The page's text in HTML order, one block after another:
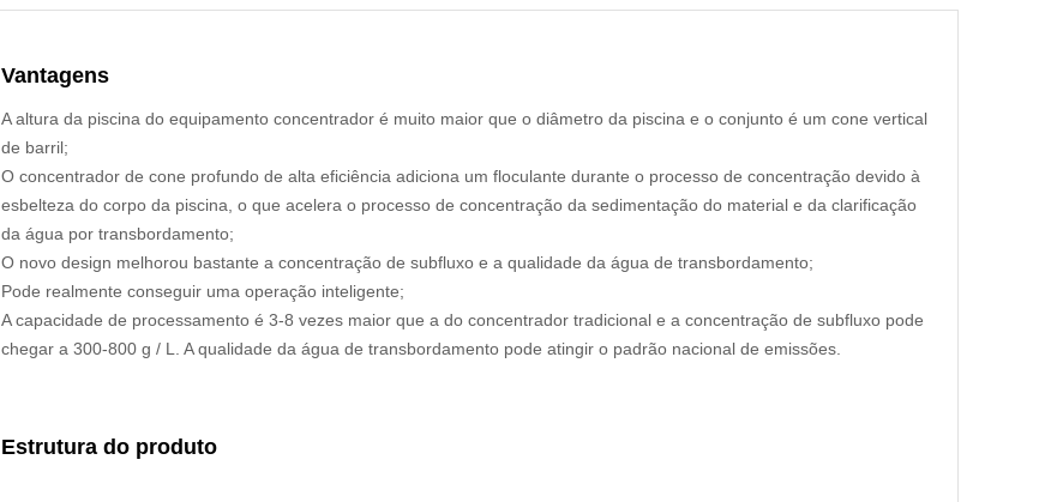
Vantagens
A altura da piscina do equipamento concentrador é muito maior que o diâmetro da piscina e o conjunto é um cone vertical
de barril;
O concentrador de cone profundo de alta eficiência adiciona um floculante durante o processo de concentração devido à
esbelteza do corpo da piscina, o que acelera o processo de concentração da sedimentação do material e da clarificação
da água por transbordamento;
O novo design melhorou bastante a concentração de subfluxo e a qualidade da água de transbordamento;
Pode realmente conseguir uma operação inteligente;
A capacidade de processamento é 3-8 vezes maior que a do concentrador tradicional e a concentração de subfluxo pode
chegar a 300-800 g / L. A qualidade da água de transbordamento pode atingir o padrão nacional de emissões.
Estrutura do produto